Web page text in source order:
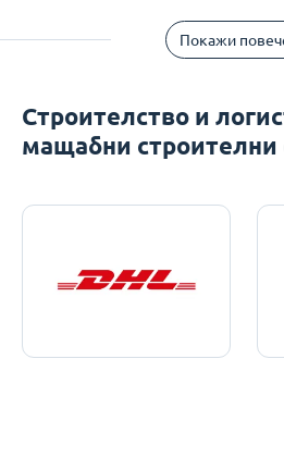
Покажи
Строителство и
мащабни строителни